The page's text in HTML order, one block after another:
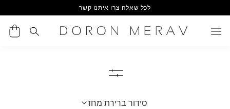
to
content
לכל שאלה צרו איתנו קשר